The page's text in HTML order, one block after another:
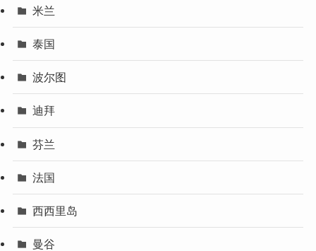
米兰
泰国
波尔图
迪拜
芬兰
法国
西西里岛
曼谷